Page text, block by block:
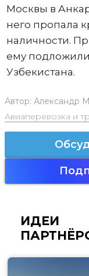
Москвы в
него пропала
наличности.
ему
Узбекистана.
Автор: Александр
Авиаперевозка и
ИДЕИ